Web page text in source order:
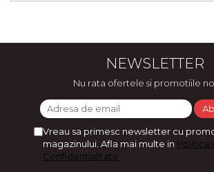
NEWSLETTER
Nu rata ofertele si promotiile
Vreau sa primesc newsletter cu
magazinului. Afla mai multe in Politica
Confidentialitate